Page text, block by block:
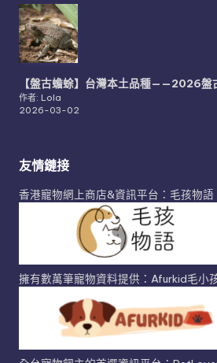
【盤古蟾蜍】台灣本土品種——2026盤
作者: Lola
2026-03-02
友情鏈接
香港寵物網上商店&資訊平台：毛孩物語
擁有數萬筆寵物資料提供：Afurkid毛小